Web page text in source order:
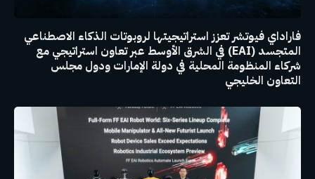
فاراداي فيوتشر تعزز استراتيجيتها لروبوتات الذكاء الاصطناعي
المتجسد (EAI) في الشرق الأوسط عبر تعاون استراتيجي مع
شركاء المنظومة المحلية في دولة الإمارات ودول مجلس
التعاون الخليجي